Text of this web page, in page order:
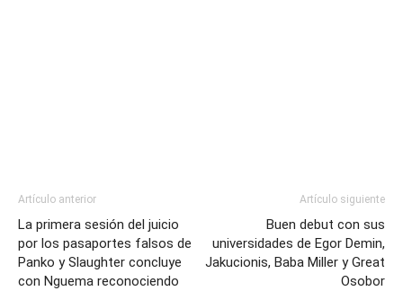
Artículo anterior
La primera sesión del juicio
por los pasaportes falsos de
Panko y Slaughter concluye
con Nguema reconociendo
Artículo siguiente
Buen debut con sus
universidades de Egor Demin,
Jakucionis, Baba Miller y Great
Osobor